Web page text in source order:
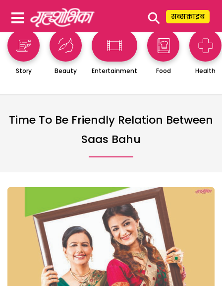
⚲ सब्सक्राइब
Story Beauty Entertainment Food Health
Time To Be Friendly Relation Between
Saas Bahu